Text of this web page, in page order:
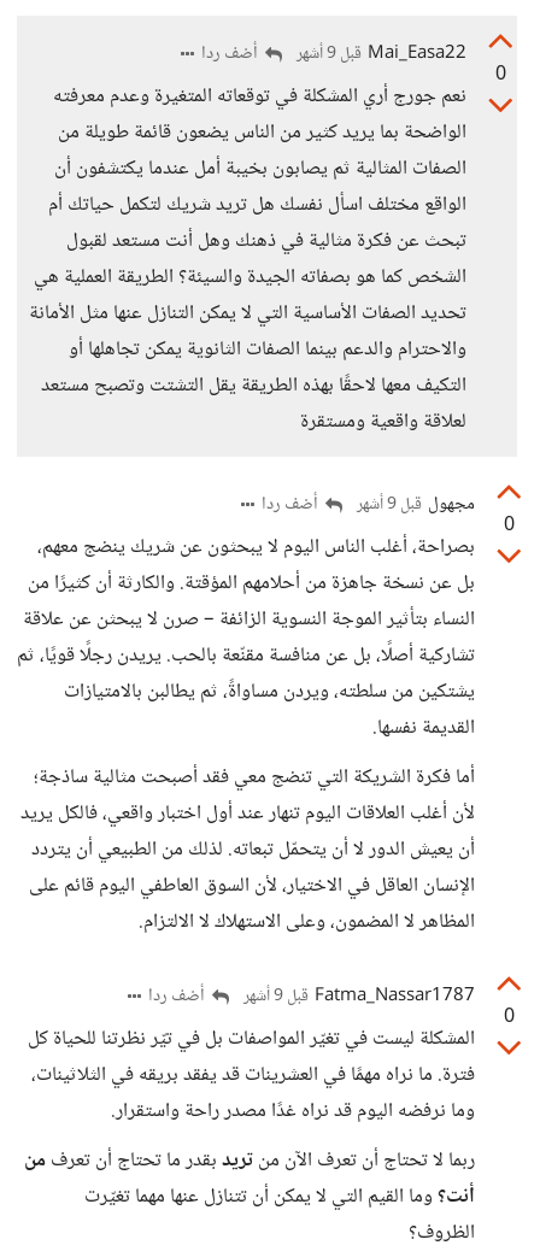
0
Mai_Easa22 قبل 9 أشهر أضف ردا
نعم جورج أري المشكلة في توقعاته المتغيرة وعدم معرفته
الواضحة بما يريد كثير من الناس يضعون قائمة طويلة من
الصفات المثالية ثم يصابون بخيبة أمل عندما يكتشفون أن
الواقع مختلف اسأل نفسك هل تريد شريك لتكمل حياتك أم
تبحث عن فكرة مثالية في ذهنك وهل أنت مستعد لقبول
الشخص كما هو بصفاته الجيدة والسيئة؟ الطريقة العملية هي
تحديد الصفات الأساسية التي لا يمكن التنازل عنها مثل الأمانة
والاحترام والدعم بينما الصفات الثانوية يمكن تجاهلها أو
التكيف معها لاحقًا بهذه الطريقة يقل التشتت وتصبح مستعد
لعلاقة واقعية ومستقرة
0
مجهول قبل 9 أشهر أضف ردا
بصراحة، أغلب الناس اليوم لا يبحثون عن شريك ينضج معهم،
بل عن نسخة جاهزة من أحلامهم المؤقتة. والكارثة أن كثيرًا من
النساء بتأثير الموجة النسوية الزائفة – صرن لا يبحثن عن علاقة
تشاركية أصلًا، بل عن منافسة مقنّعة بالحب. يريدن رجلًا قويًا، ثم
يشتكين من سلطته، ويردن مساواةً، ثم يطالبن بالامتيازات
القديمة نفسها.
أما فكرة الشريكة التي تنضج معي فقد أصبحت مثالية ساذجة؛
لأن أغلب العلاقات اليوم تنهار عند أول اختبار واقعي، فالكل يريد
أن يعيش الدور لا أن يتحمّل تبعاته. لذلك من الطبيعي أن يتردد
الإنسان العاقل في الاختيار، لأن السوق العاطفي اليوم قائم على
المظاهر لا المضمون، وعلى الاستهلاك لا الالتزام.
0
Fatma_Nassar1787 قبل 9 أشهر أضف ردا
المشكلة ليست في تغيّر المواصفات بل في تيّر نظرتنا للحياة كل
فترة. ما نراه مهمًا في العشرينات قد يفقد بريقه في الثلاثينات،
وما نرفضه اليوم قد نراه غدًا مصدر راحة واستقرار.
ربما لا تحتاج أن تعرف الآن منتريدبقدر ما تحتاج أن تعرفمن
أنت؟وما القيم التي لا يمكن أن تتنازل عنها مهما تغيّرت
الظروف؟